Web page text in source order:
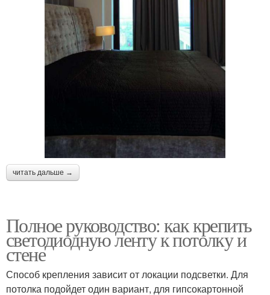
читать дальше →
Полное руководство: как крепить
светодиодную ленту к потолку и
стене
Способ крепления зависит от локации подсветки. Для
потолка подойдет один вариант, для гипсокартонной